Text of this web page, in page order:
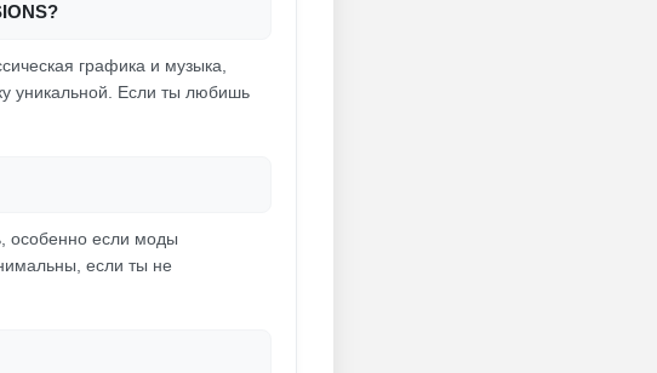
графика и музыка,
уникальной. Если ты любишь
особенно если моды
если ты не